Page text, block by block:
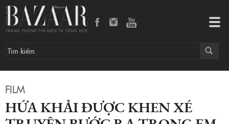
FILM
HỨA KHẢI ĐƯỢC KHEN XÉ